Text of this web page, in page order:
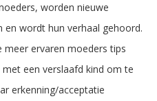
worden nieuwe
wordt hun verhaal gehoord.
meer ervaren moeders tips
een verslaafd kind om te
erkenning/acceptatie